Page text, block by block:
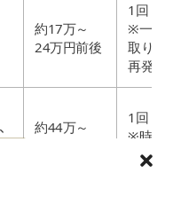
約17万～
24万円前後
1回
※一度
取り切
再発の
約44万～
1回
※時間
再発